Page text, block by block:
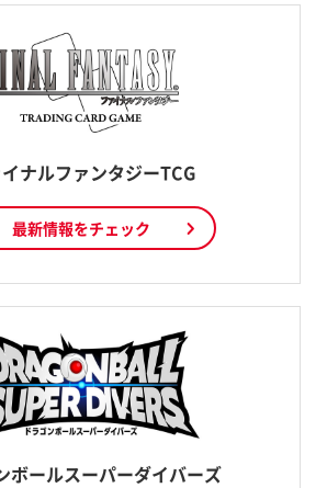
ナルファンタジーTCG
最新情報をチェック
ボールスーパーダイバーズ